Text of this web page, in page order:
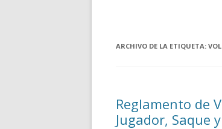
ARCHIVO DE LA ETIQUETA:
Reglamento de
Jugador, Saque